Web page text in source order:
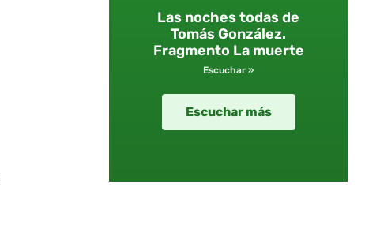
Las noches todas de
Tomás González.
Fragmento La muerte
Escuchar »
Escuchar más